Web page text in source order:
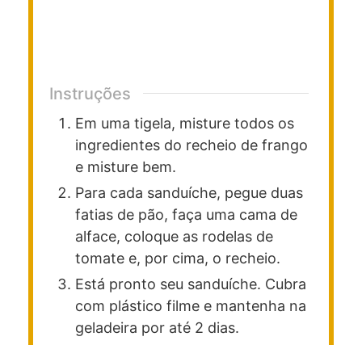
Instruções
Em uma tigela, misture todos os
ingredientes do recheio de frango
e misture bem.
Para cada sanduíche, pegue duas
fatias de pão, faça uma cama de
alface, coloque as rodelas de
tomate e, por cima, o recheio.
Está pronto seu sanduíche. Cubra
com plástico filme e mantenha na
geladeira por até 2 dias.